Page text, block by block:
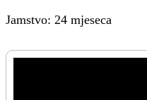
Jamstvo: 24 mjeseca